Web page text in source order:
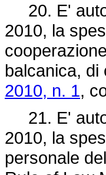
20. E'
2010, la
balcanica,
2010, n. 1,
21. E'
2010, la
personale